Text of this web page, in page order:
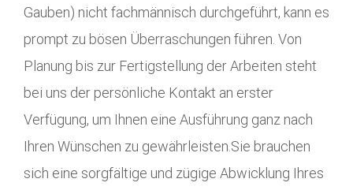
Gauben) nicht fachmännisch durchgeführt, kann es
prompt zu bösen Überraschungen führen. Von
Planung bis zur Fertigstellung der Arbeiten steht
bei uns der persönliche Kontakt an erster
Verfügung, um Ihnen eine Ausführung ganz nach
Ihren Wünschen zu gewährleisten.Sie brauchen
sich eine sorgfältige und zügige Abwicklung Ihres